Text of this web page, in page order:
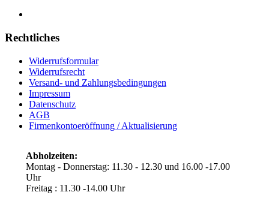
Rechtliches
Widerrufsformular
Widerrufsrecht
Versand- und Zahlungsbedingungen
Impressum
Datenschutz
AGB
Firmenkontoeröffnung / Aktualisierung
Abholzeiten:
Montag - Donnerstag: 11.30 - 12.30 und 16.00 -17.00
Uhr
Freitag : 11.30 -14.00 Uhr